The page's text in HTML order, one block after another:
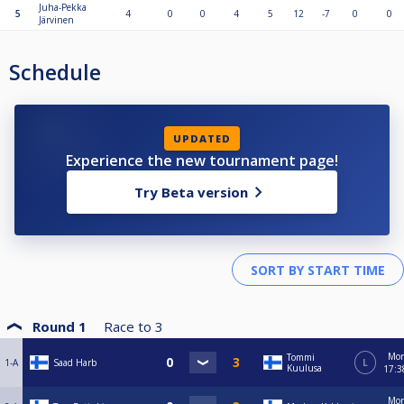
5
Juha-Pekka
Järvinen
4 0 0 4 5 12 -7 0 0
Schedule
UPDATED
Experience the new tournament page!
Try Beta version
Round 1 Race to 3
1-A Saad Harb
Tommi
Kuulusa
L